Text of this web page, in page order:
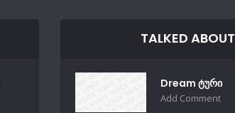
TALKED ABOUT
Dream ტური
Add Comment